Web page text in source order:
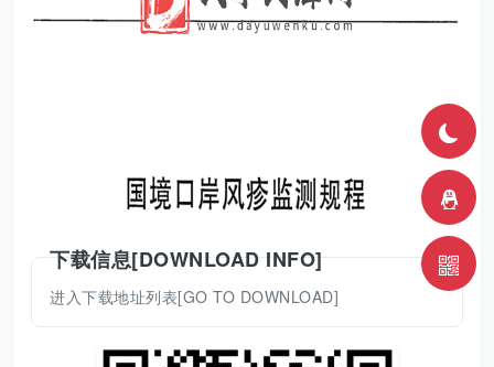
下载信息[DOWNLOAD INFO]
进入下载地址列表[GO TO DOWNLOAD]